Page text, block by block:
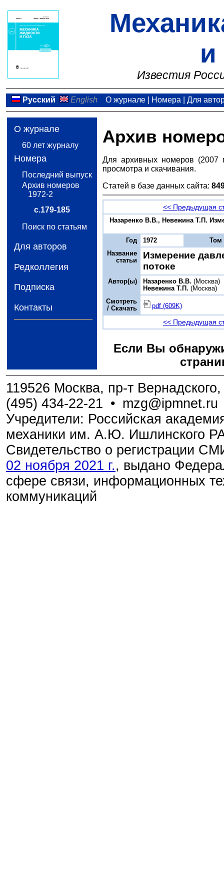
и
Известия
Русский English О журнале| Номера Для
О журнале
60 лет журналу
Номера
Последний выпуск
Архив номеров
1972-2
с.179-185
Поиск по статьям
Для авторов
Редколлегия
Подписка
Контакты
Архив
Для архивных номеров (2007
просмотра и скачивания.
Статей в базе данных сайта:
<< Предыдущая
Назаренко B.В., Невежина Т.П.
Год 1972
Том
Название
статьи
Измерение
потоке
Автор(ы) Назаренко B.В. (Москва)
Невежина Т.П. (Москва)
Смотреть
/ Скачать
pdf (609K)
<< Предыдущая
Если Вы
119526 Москва, пр-т
(495) 434-22-21 • mzg@ipmnet.ru
Учредители: Российская
механики им. А.Ю. Ишлинского
Свидетельство о регистрации
02 ноября 2021 г., выдано
сфере связи, информационных
коммуникаций